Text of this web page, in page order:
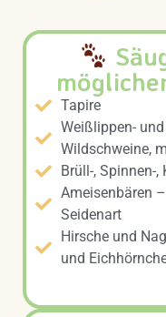
Tapire
Weißlippen-
Wildschweine,
Brüll-, Spinnen-
Ameisenbären
Seidenart
Hirsche und
und